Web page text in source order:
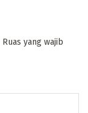
Ruas yang wajib